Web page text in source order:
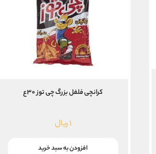
کرانچی فلفل بزرگ چی توز ۳۰ع
۱ریال
افزودن به سبد خرید